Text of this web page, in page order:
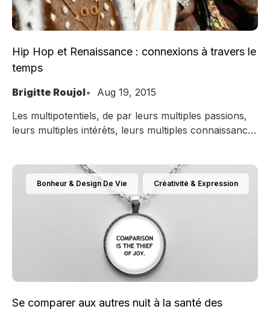
Hip Hop et Renaissance : connexions à travers le
temps
Brigitte Roujol
Aug 19, 2015
Les multipotentiels, de par leurs multiples passions,
leurs multiples intérêts, leurs multiples connaissances
Azcarate, multipotentielle Cecilia Azcarate, de toute
évidence multipotentielle, passionnée par la
Renaissance, se décrit elle-même sur Twitter "making
things", "faisant des choses", et sur son site portail
Bonheur & Design De Vie Créativité & Expression
Se comparer aux autres nuit à la santé des